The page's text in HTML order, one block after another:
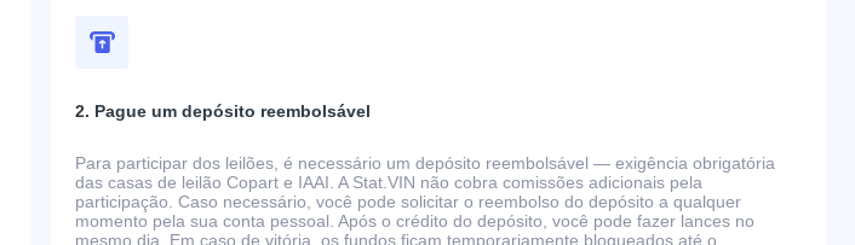
2. Pague um depósito reembolsável
Para participar dos leilões, é necessário um depósito reembolsável — exigência obrigatória
das casas de leilão Copart e IAAI. A Stat.VIN não cobra comissões adicionais pela
participação. Caso necessário, você pode solicitar o reembolso do depósito a qualquer
momento pela sua conta pessoal. Após o crédito do depósito, você pode fazer lances no
mesmo dia. Em caso de vitória, os fundos ficam temporariamente bloqueados até o